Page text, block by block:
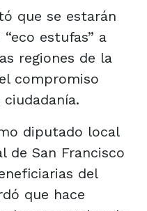
que se estarán
estufas” a
regiones de la
compromiso
diputado local
de San Francisco
del
que hace